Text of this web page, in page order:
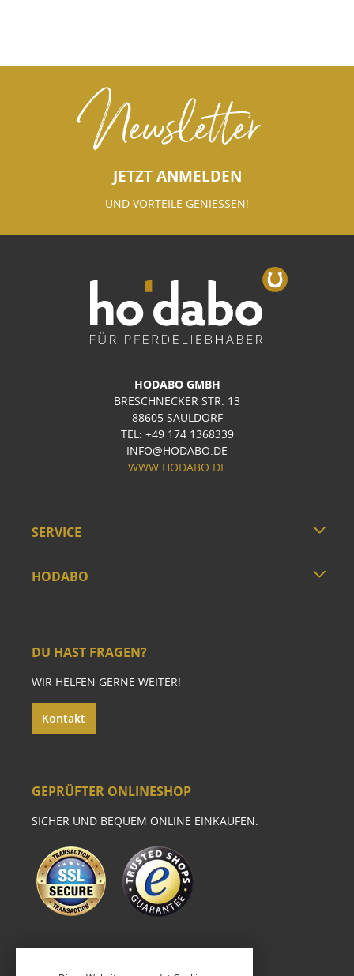
Newsletter
JETZT ANMELDEN
UND VORTEILE GENIESSEN!
HODABO GMBH
BRESCHNECKER STR. 13
88605 SAULDORF
TEL: +49 174 1368339
INFO@HODABO.DE
WWW.HODABO.DE
SERVICE
HODABO
DU HAST FRAGEN?
WIR HELFEN GERNE WEITER!
Kontakt
GEPRÜFTER ONLINESHOP
SICHER UND BEQUEM ONLINE EINKAUFEN.